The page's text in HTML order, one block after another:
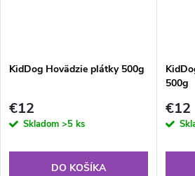
KidDog Hovädzie plátky 500g
€12
Skladom >5 ks
DO KOŠÍKA
500g
€12